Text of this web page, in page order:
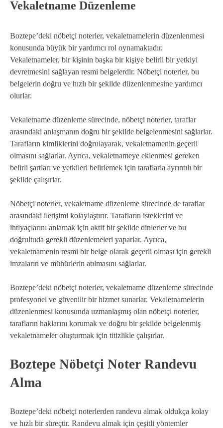
Vekaletname Düzenleme
Boztepe’deki nöbetçi noterler, vekaletnamelerin düzenlenmesi
konusunda büyük bir yardımcı rol oynamaktadır.
Vekaletnameler, bir kişinin başka bir kişiye belirli bir yetkiyi
devretmesini sağlayan resmi belgelerdir. Nöbetçi noterler, bu
belgelerin doğru ve hızlı bir şekilde düzenlenmesine yardımcı
olurlar.
Vekaletname düzenleme sürecinde, nöbetçi noterler, taraflar
arasındaki anlaşmanın doğru bir şekilde belgelenmesini sağlarlar.
Tarafların kimliklerini doğrulayarak, vekaletnamenin geçerli
olmasını sağlarlar. Ayrıca, vekaletnameye eklenmesi gereken
belirli şartları ve yetkileri belirlemek için taraflarla ayrıntılı bir
şekilde çalışırlar.
Nöbetçi noterler, vekaletname düzenleme sürecinde de taraflar
arasındaki iletişimi kolaylaştırır. Tarafların isteklerini ve
ihtiyaçlarını anlamak için aktif bir şekilde dinlerler ve bu
doğrultuda gerekli düzenlemeleri yaparlar. Ayrıca,
vekaletnamenin resmi bir belge olarak geçerli olması için gerekli
imzaların ve mühürlerin atılmasını sağlarlar.
Boztepe’deki nöbetçi noterler, vekaletname düzenleme sürecinde
profesyonel ve güvenilir bir hizmet sunarlar. Vekaletnamelerin
düzenlenmesi konusunda uzmanlaşmış olan nöbetçi noterler,
tarafların haklarını korumak ve doğru bir şekilde belgelenmiş
vekaletnameler oluşturmak için titizlikle çalışırlar.
Boztepe Nöbetçi Noter Randevu
Alma
Boztepe’deki nöbetçi noterlerden randevu almak oldukça kolay
ve hızlı bir süreçtir. Randevu almak için çeşitli yöntemler